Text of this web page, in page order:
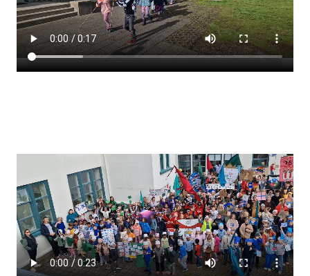
Frístund
Upplýsingar um innritun
Námsmat
Læsi
Lestrarheftin
Náms- og kennsluáætlanir